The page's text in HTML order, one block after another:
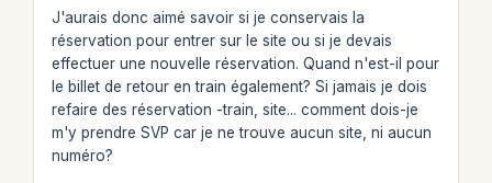
J'aurais donc aimé savoir si je conservais la
réservation pour entrer sur le site ou si je devais
effectuer une nouvelle réservation. Quand n'est-il pour
le billet de retour en train également? Si jamais je dois
refaire des réservation -train, site... comment dois-je
m'y prendre SVP car je ne trouve aucun site, ni aucun
numéro?